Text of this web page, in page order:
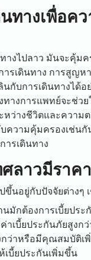
างเพื่อค
างไปลาว มันจะคุ้
รเดินทาง การสูญ
บการเดินทางได้
างการแพทย์จะช่ว
หว่างชีวิตและควา
ความคุ้มครองเช่น
ารเดินทาง
ลาวมีราค
ขึ้นอยู่กับปัจจัยต่างๆ
มักต้องการเบี้ยปร
าเบี้ยประกันภัยสูงกว่
ว่าหรือมีคุณสมบัติเ
บี้ยประกันเพิ่มขึ้น